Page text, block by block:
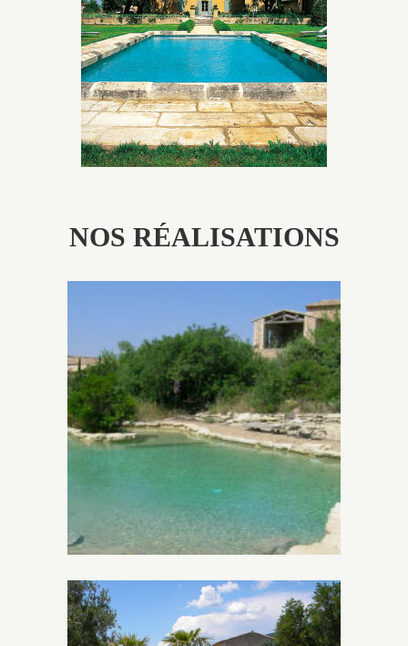
utilisés pour garder un aspect ancien, retrouver une
patine naturelle ou créer un ornement de pierres de
taille.
NOS RÉALISATIONS